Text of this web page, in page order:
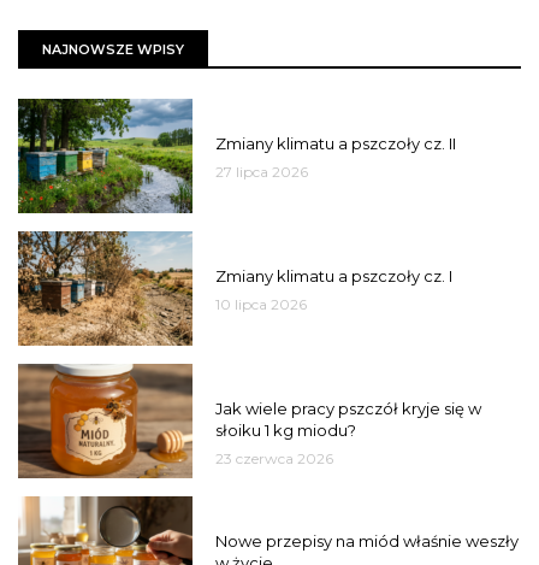
NAJNOWSZE WPISY
Zmiany klimatu a pszczoły cz. II
27 lipca 2026
Zmiany klimatu a pszczoły cz. I
10 lipca 2026
Jak wiele pracy pszczół kryje się w
słoiku 1 kg miodu?
23 czerwca 2026
Nowe przepisy na miód właśnie weszły